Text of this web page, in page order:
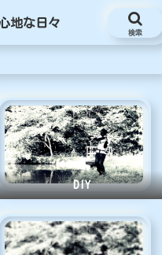
地な日々
DIY
地な日々
検索